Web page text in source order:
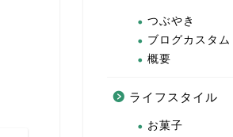
つぶやき
ブログカスタム
概要
ライフスタイル
お菓子